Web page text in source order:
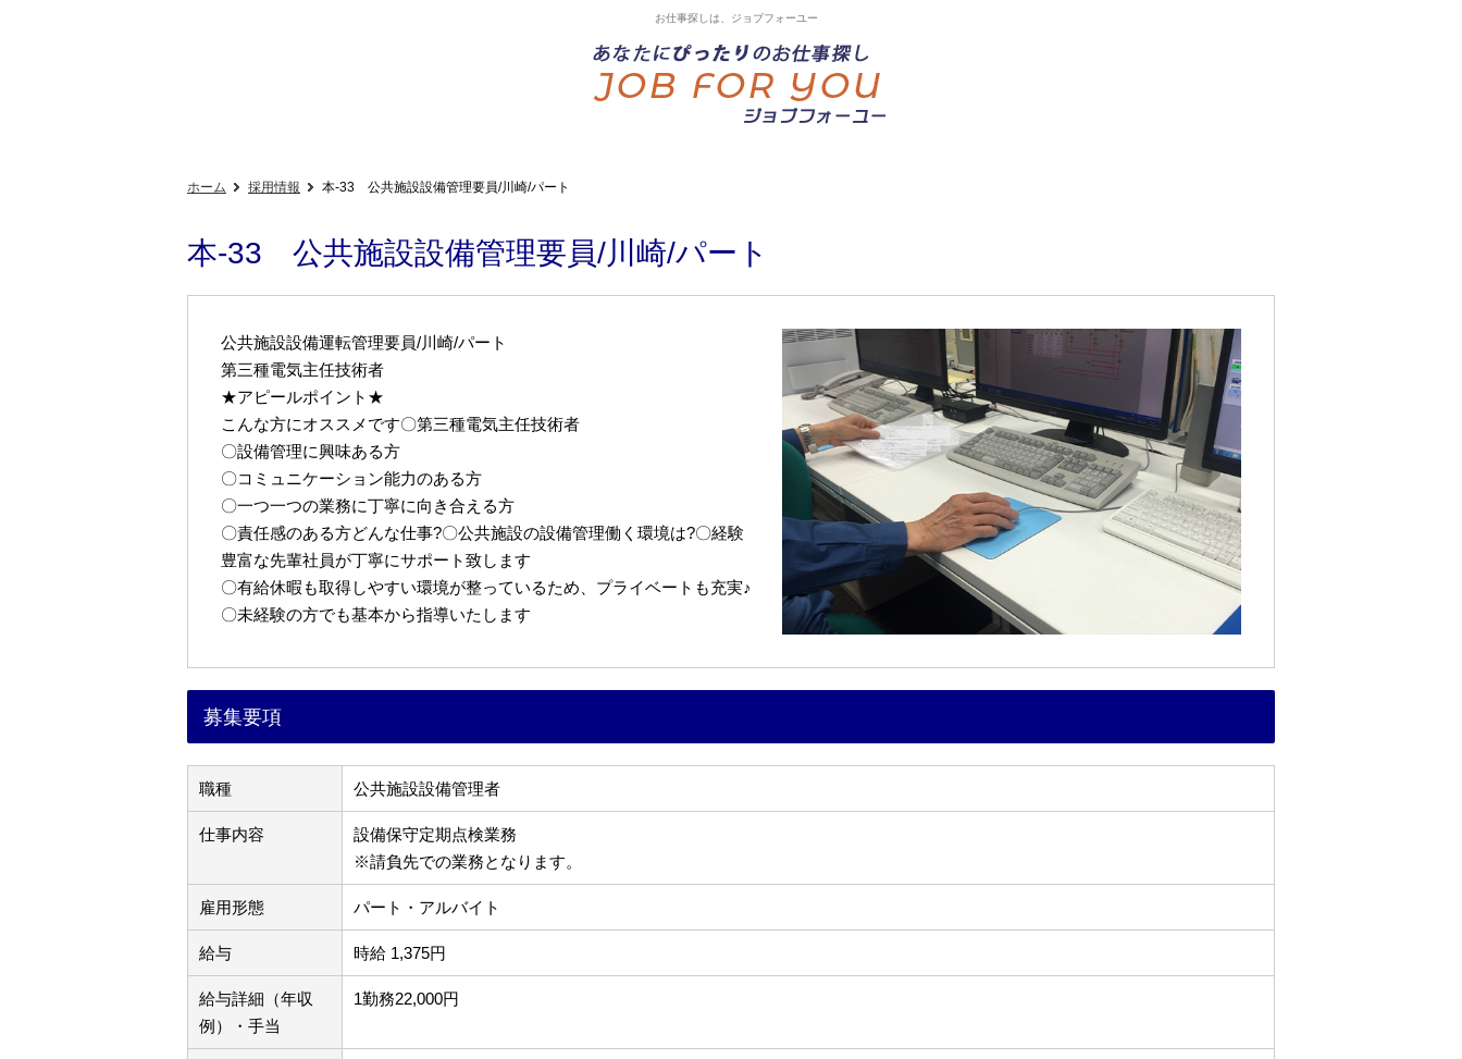
お仕事探しは、ジョブフォーユー
ホーム 採用情報 本-33 公共施設設備管理要員/川崎/パート
本-33 公共施設設備管理要員/川崎/パート
公共施設設備運転管理要員/川崎/パート
第三種電気主任技術者
★アピールポイント★
こんな方にオススメです〇第三種電気主任技術者
〇設備管理に興味ある方
〇コミュニケーション能力のある方
〇一つ一つの業務に丁寧に向き合える方
〇責任感のある方どんな仕事?〇公共施設の設備管理働く環境は?〇経験
豊富な先輩社員が丁寧にサポート致します
〇有給休暇も取得しやすい環境が整っているため、プライベートも充実♪
〇未経験の方でも基本から指導いたします
募集要項
職種 公共施設設備管理者
仕事内容
設備保守定期点検業務
※請負先での業務となります。
雇用形態 パート・アルバイト
給与 時給 1,375円
給与詳細（年収
例）・手当
1勤務22,000円